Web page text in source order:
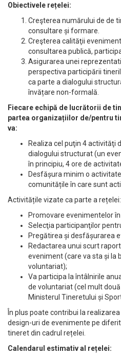
Obiectivele rețelei:
Creşterea numărului de de
consultare și formare.
Creşterea calităţii
consultarea publică,
Asigurarea unei
perspectiva participării
ca parte a dialogului
învățare non-formală.
Fiecare echipă de lucrătorii de
partea organizațiilor de/pentru
va:
Realiza cel puţin 4 activităţi
dialogului structurat (un
în principiu, 4 ore de
Desfășura minim o
comunitățile în care sunt
Activitățile vizate ca parte a rețelei:
Promovare evenimentelor
Selecţia participanţilor
Pregătirea și desfășurarea
Redactarea unui scurt
eveniment (care va sta și la
voluntariat);
Va participa la întâlnirile
de voluntariat (cel mult
Ministerul Tineretului și
În plus poate contribui la
design-uri de evenimente pe
tineret din cadrul rețelei.
Calendarul estimativ al rețelei: